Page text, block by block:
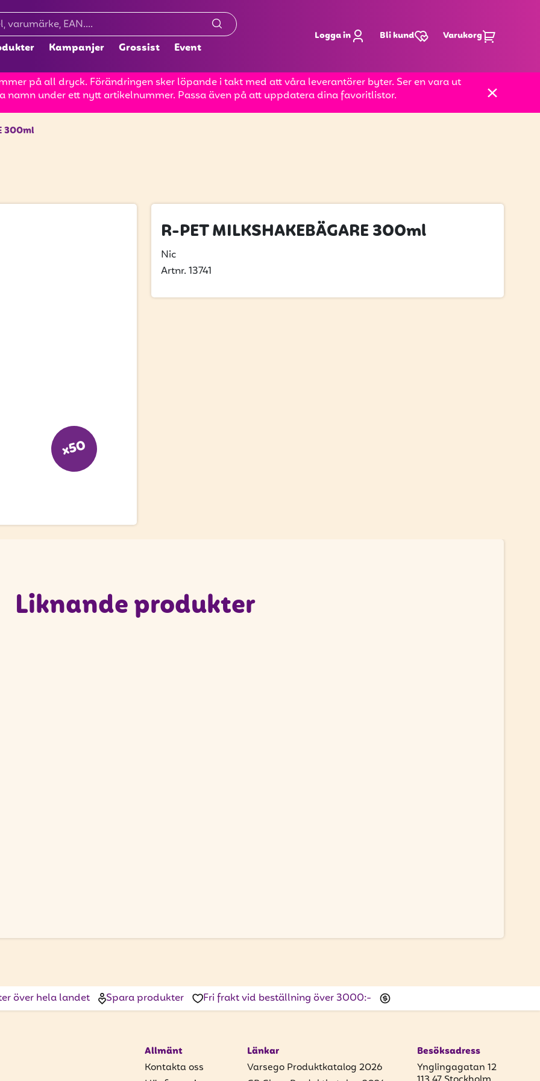
Kampanjer Grossist Event
Logga in Bli kund Varukorg
på all dryck. Förändringen sker löpande i takt med att våra leverantörer byter. Ser en vara ut
namn under ett nytt artikelnummer. Passa även på att uppdatera dina favoritlistor.
300ml
x50
R-PET MILKSHAKEBÄGARE 300ml
Nic
Artnr. 13741
Liknande produkter
över hela landet Spara produkter Fri frakt vid beställning över 3000:-
Allmänt
Kontakta oss
Länkar
Varsego Produktkatalog 2026
Besöksadress
Ynglingagatan 12